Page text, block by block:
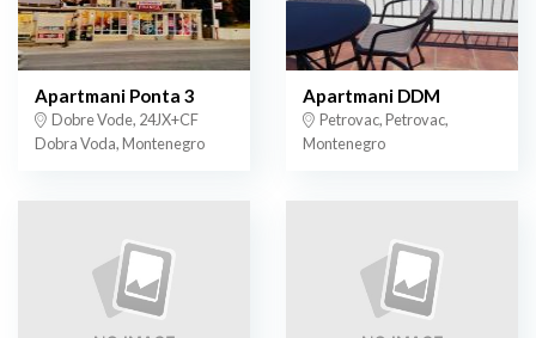
Apartmani Ponta 3
Dobre Vode, 24JX+CF
Dobra Voda, Montenegro
Apartmani DDM
Petrovac, Petrovac,
Montenegro